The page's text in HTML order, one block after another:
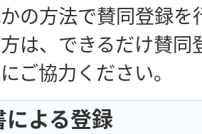
の方法で賛同登録を
は、できるだけ賛同
ご協力ください。
よる登録